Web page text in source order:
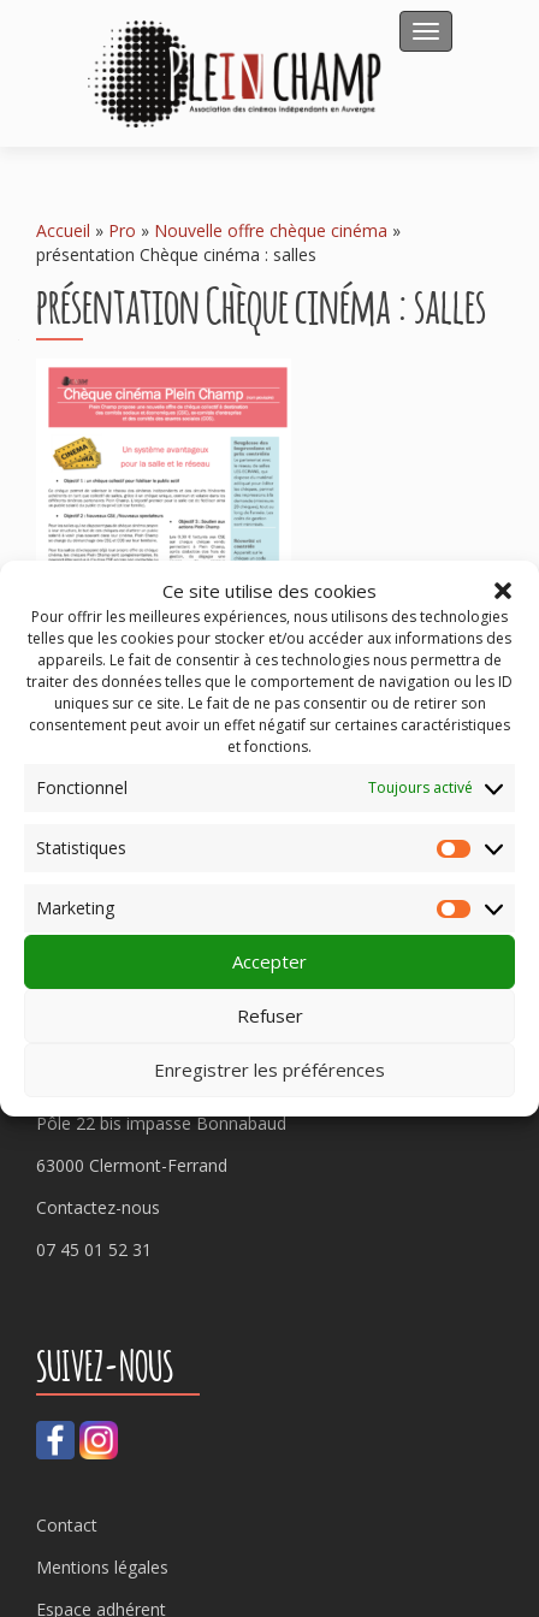
Ce site utilise des cookies
Pour offrir les meilleures expériences, nous utilisons des technologies
telles que les cookies pour stocker et/ou accéder aux informations des
appareils. Le fait de consentir à ces technologies nous permettra de
traiter des données telles que le comportement de navigation ou les ID
uniques sur ce site. Le fait de ne pas consentir ou de retirer son
consentement peut avoir un effet négatif sur certaines caractéristiques
et fonctions.
Fonctionnel Toujours activé
Statistiques
Marketing
Accepter
Refuser
Enregistrer les préférences
Afficher/
Accueil » Pro » Nouvelle offre chèque cinéma »
présentation Chèque cinéma : salles
présentation Chèque cinéma : salles
avantages du chèque cinéma Plein Champ pour les salles et
le réseau
Rechercher :
PLEIN CHAMP
Pôle 22 bis impasse Bonnabaud
63000 Clermont-Ferrand
Contactez-nous
07 45 01 52 31
SUIVEZ-NOUS
Contact
Mentions légales
Espace adhérent